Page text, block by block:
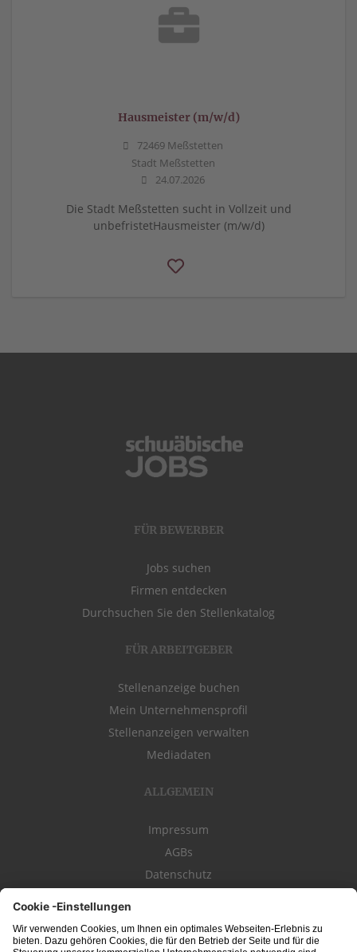
Hausmeister (m/w/d)
72469 Meßstetten
Stadt Meßstetten
24.07.2026
Die Stadt Meßstetten sucht in Vollzeit und
unbefristetHausmeister (m/w/d)
FÜR BEWERBER
Jobs suchen
Firmen entdecken
Durchsuchen Sie den Stellenkatalog
FÜR ARBEITGEBER
Stellenanzeige buchen
Mein Unternehmensprofil
Stellenanzeigen verwalten
Mediadaten
ALLGEMEIN
Impressum
AGBs
Datenschutz